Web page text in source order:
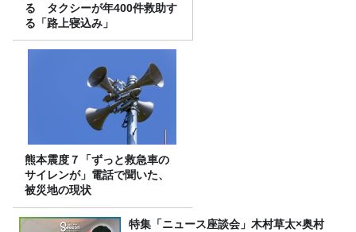
る タクシーが年400件救助す
る「路上寝込み」
熊本震度７「ずっと救急車の
サイレンが」電話で聞いた、
被災地の現状
特集「ニュース座談会」木村草太×奥村